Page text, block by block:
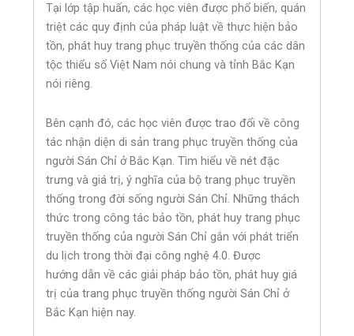
Tại lớp tập huấn, các học viên được phổ biến, quán
triệt các quy định của pháp luật về thực hiện bảo
tồn, phát huy trang phục truyền thống của các dân
tộc thiểu số Việt Nam nói chung và tỉnh Bắc Kạn
nói riêng.
Bên cạnh đó, các học viên được trao đổi về công
tác nhận diện di sản trang phục truyền thống của
người Sán Chỉ ở Bắc Kạn. Tìm hiểu về nét đặc
trưng và giá trị, ý nghĩa của bộ trang phục truyền
thống trong đời sống người Sán Chỉ. Những thách
thức trong công tác bảo tồn, phát huy trang phục
truyền thống của người Sán Chỉ gắn với phát triển
du lịch trong thời đại công nghệ 4.0. Được
hướng dẫn về các giải pháp bảo tồn, phát huy giá
trị của trang phục truyền thống người Sán Chỉ ở
Bắc Kạn hiện nay.